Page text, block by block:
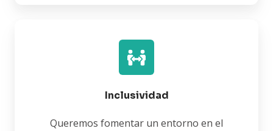
Inclusividad
Queremos fomentar un entorno en el